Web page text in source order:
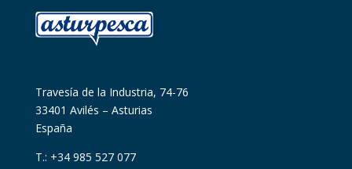
Travesía de la Industria, 74-76
33401 Avilés – Asturias
España
T.: +34 985 527 077